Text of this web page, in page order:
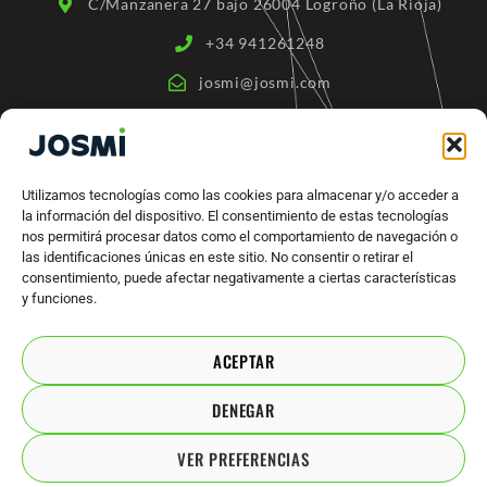
Utilizamos tecnologías como las cookies para almacenar y/o acceder a
la información del dispositivo. El consentimiento de estas tecnologías
nos permitirá procesar datos como el comportamiento de navegación o
las identificaciones únicas en este sitio. No consentir o retirar el
consentimiento, puede afectar negativamente a ciertas características
y funciones.
ACEPTAR
DENEGAR
VER PREFERENCIAS
ACUERDOS LEGALES
Política de privacidad
Aviso legal
Quienes somos
Productos
Máquinas Industriales
Marcas
C/Manzanera 27 bajo 26004 Logroño (La Rioja)
+34 941261248
josmi@josmi.com
f